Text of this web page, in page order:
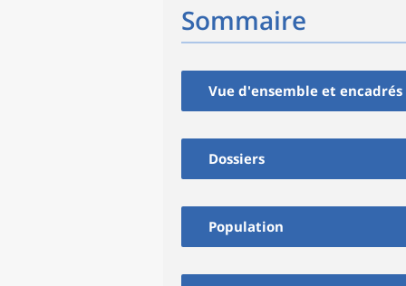
Sommaire
Vue d'ensemble et encadrés
Dossiers
Population